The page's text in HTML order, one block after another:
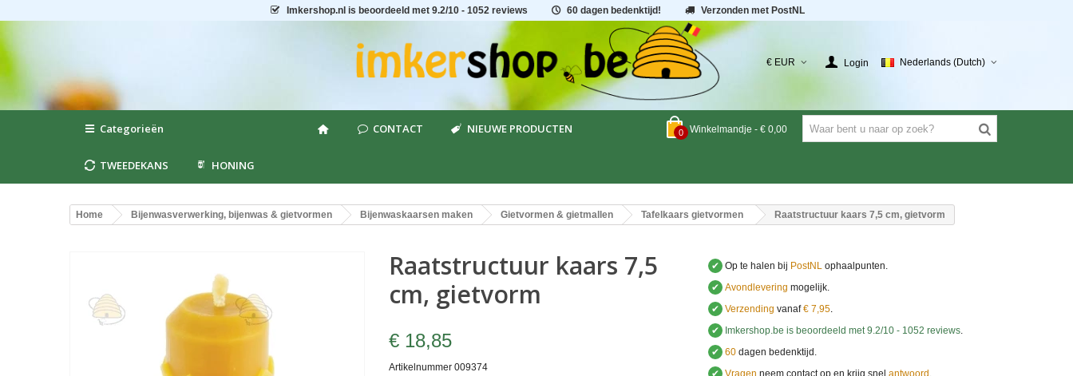
Imkershop.nl is beoordeeld met 9.2/10 - 1052 reviews 60 dagen bedenktijd! Verzonden met PostNL
€ EUR Login Nederlands (Dutch)
0 Winkelmandje - € 0,00
Categorieën CONTACT NIEUWE PRODUCTEN
TWEEDEKANS HONING
Home Bijenwasverwerking, bijenwas & gietvormen Bijenwaskaarsen maken Gietvormen & gietmallen Tafelkaars gietvormen Raatstructuur kaars 7,5 cm, gietvorm
Raatstructuur kaars 7,5
cm, gietvorm
€ 18,85
Artikelnummer 009374
✔ Op te halen bij PostNLophaalpunten.
✔ Avondlevering mogelijk.
✔ Verzending vanaf€ 7,95.
✔
Imkershop.be is beoordeeld met9.2/10 -1052 reviews.
✔ 60dagen bedenktijd.
✔ Vragen neem contact op en krijg snel antwoord ..